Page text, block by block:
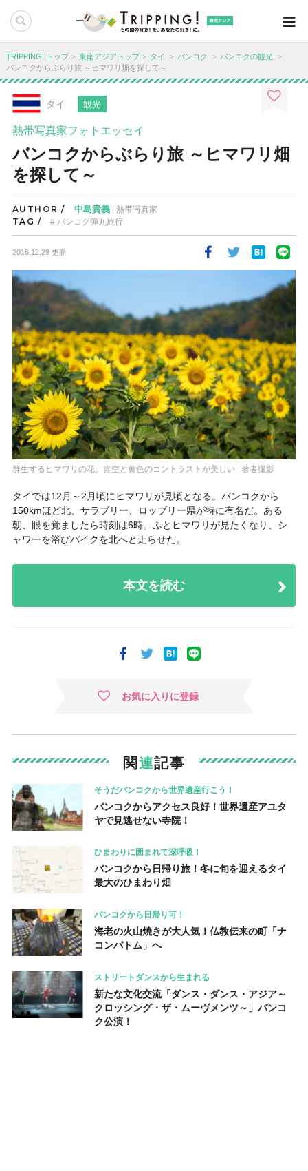
東南アジア
TRIPPING! トップ 東南アジアトップ タイ バンコク
バンコクの観光
バンコクからぶらり旅 ～ヒマワリ畑を探して～
タイ 観光
熱帯写真家フォトエッセイ
バンコクからぶらり旅 ～ヒマワリ畑
を探して～
AUTHOR / 中島貴義| 熱帯写真家
TAG / バンコク弾丸旅行
2016.12.29 更新
群生するヒマワリの花。青空と黄色のコントラストが美しい 著者撮影
タイでは12月～2月頃にヒマワリが見頃となる。バンコクから
150kmほど北、サラブリー、ロッブリー県が特に有名だ。ある
朝、眼を覚ましたら時刻は6時。ふとヒマワリが見たくなり、シ
ャワーを浴びバイクを北へと走らせた。
本文を読む
お気に入りに登録
関連記事
そうだバンコクから世界遺産行こう！
バンコクからアクセス良好！世界遺産アユタ
ヤで見逃せない寺院！
ひまわりに囲まれて深呼吸！
バンコクから日帰り旅！冬に旬を迎えるタイ
最大のひまわり畑
バンコクから日帰り可！
海老の火山焼きが大人気！仏教伝来の町「ナ
コンパトム」へ
ストリートダンスから生まれる
新たな文化交流「ダンス・ダンス・アジア～
クロッシング・ザ・ムーヴメンツ～」バンコ
ク公演！